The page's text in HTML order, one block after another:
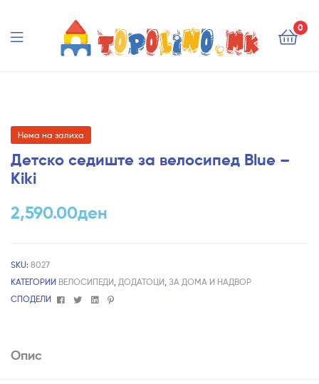
0
Нема на залиха
Детско седиште за велосипед Blue –
Kiki
2,590.00ден
SKU: 8027
КАТЕГОРИИ ВЕЛОСИПЕДИ ДОДАТОЦИ ЗА ДОМА И НАДВОР
СПОДЕЛИ
FacebookTwitterLinkedin
Pinterest
Опис